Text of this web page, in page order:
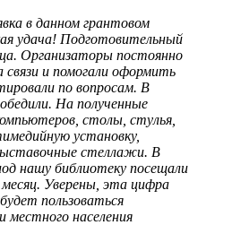
в данном грантовом
удача! Подготовительный
Организаторы постоянно
связи и помогали оформить
по вопросам. В
На полученные
столы, стулья,
установку,
стеллажи. В
нашу библиотеку посещали
месяц. Уверены, эта цифра
пользоваться
местного населения